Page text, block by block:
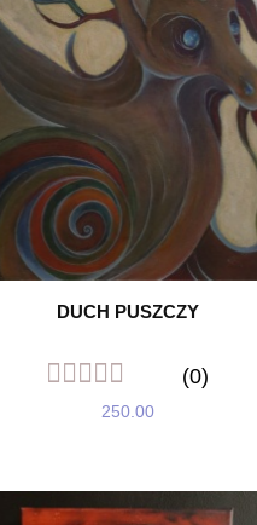
DUCH PUSZCZY
(0)
250.00